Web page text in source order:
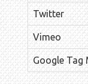
Twitter
Vimeo
Google Tag